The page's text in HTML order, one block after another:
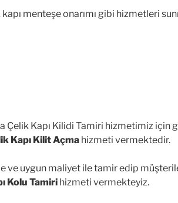
menteşe onarımı gibi hizmetleri
Kapı Kilidi Tamiri hizmetimiz için
Kapı Kilit Açma hizmeti vermektedir.
ve uygun maliyet ile tamir edip
Kolu Tamiri hizmeti vermekteyiz.